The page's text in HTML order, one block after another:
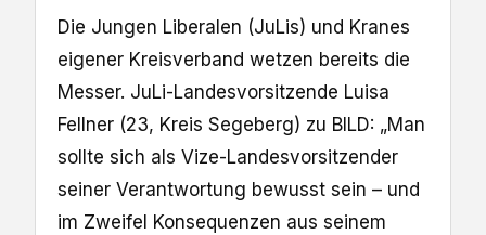
Die Jungen Liberalen (JuLis) und Kranes
eigener Kreisverband wetzen bereits die
Messer. JuLi-Landesvorsitzende Luisa
Fellner (23, Kreis Segeberg) zu BILD: „Man
sollte sich als Vize-Landesvorsitzender
seiner Verantwortung bewusst sein – und
im Zweifel Konsequenzen aus seinem